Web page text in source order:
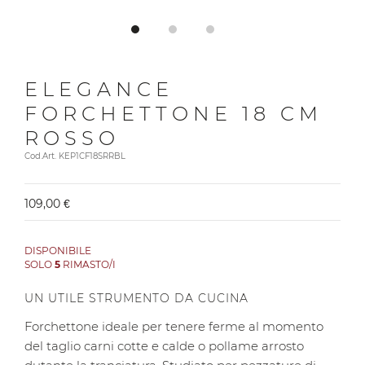
ELEGANCE
FORCHETTONE 18 CM
ROSSO
Cod.Art. KEP1CF18SRRBL
109,00 €
DISPONIBILE
SOLO 5 RIMASTO/I
UN UTILE STRUMENTO DA CUCINA
Forchettone ideale per tenere ferme al momento
del taglio carni cotte e calde o pollame arrosto